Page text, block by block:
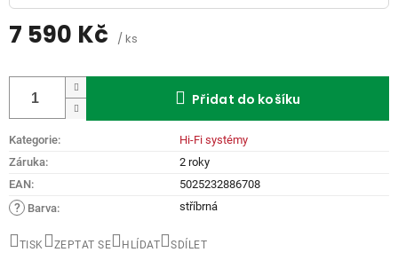
7 590 Kč / ks
cena:
Kategorie:
Hi-Fi systémy
Záruka:
2 roky
EAN: 5025232886708
? Barva: stříbrná
Přidat do košíku
TISK ZEPTAT SE HLÍDAT SDÍLET